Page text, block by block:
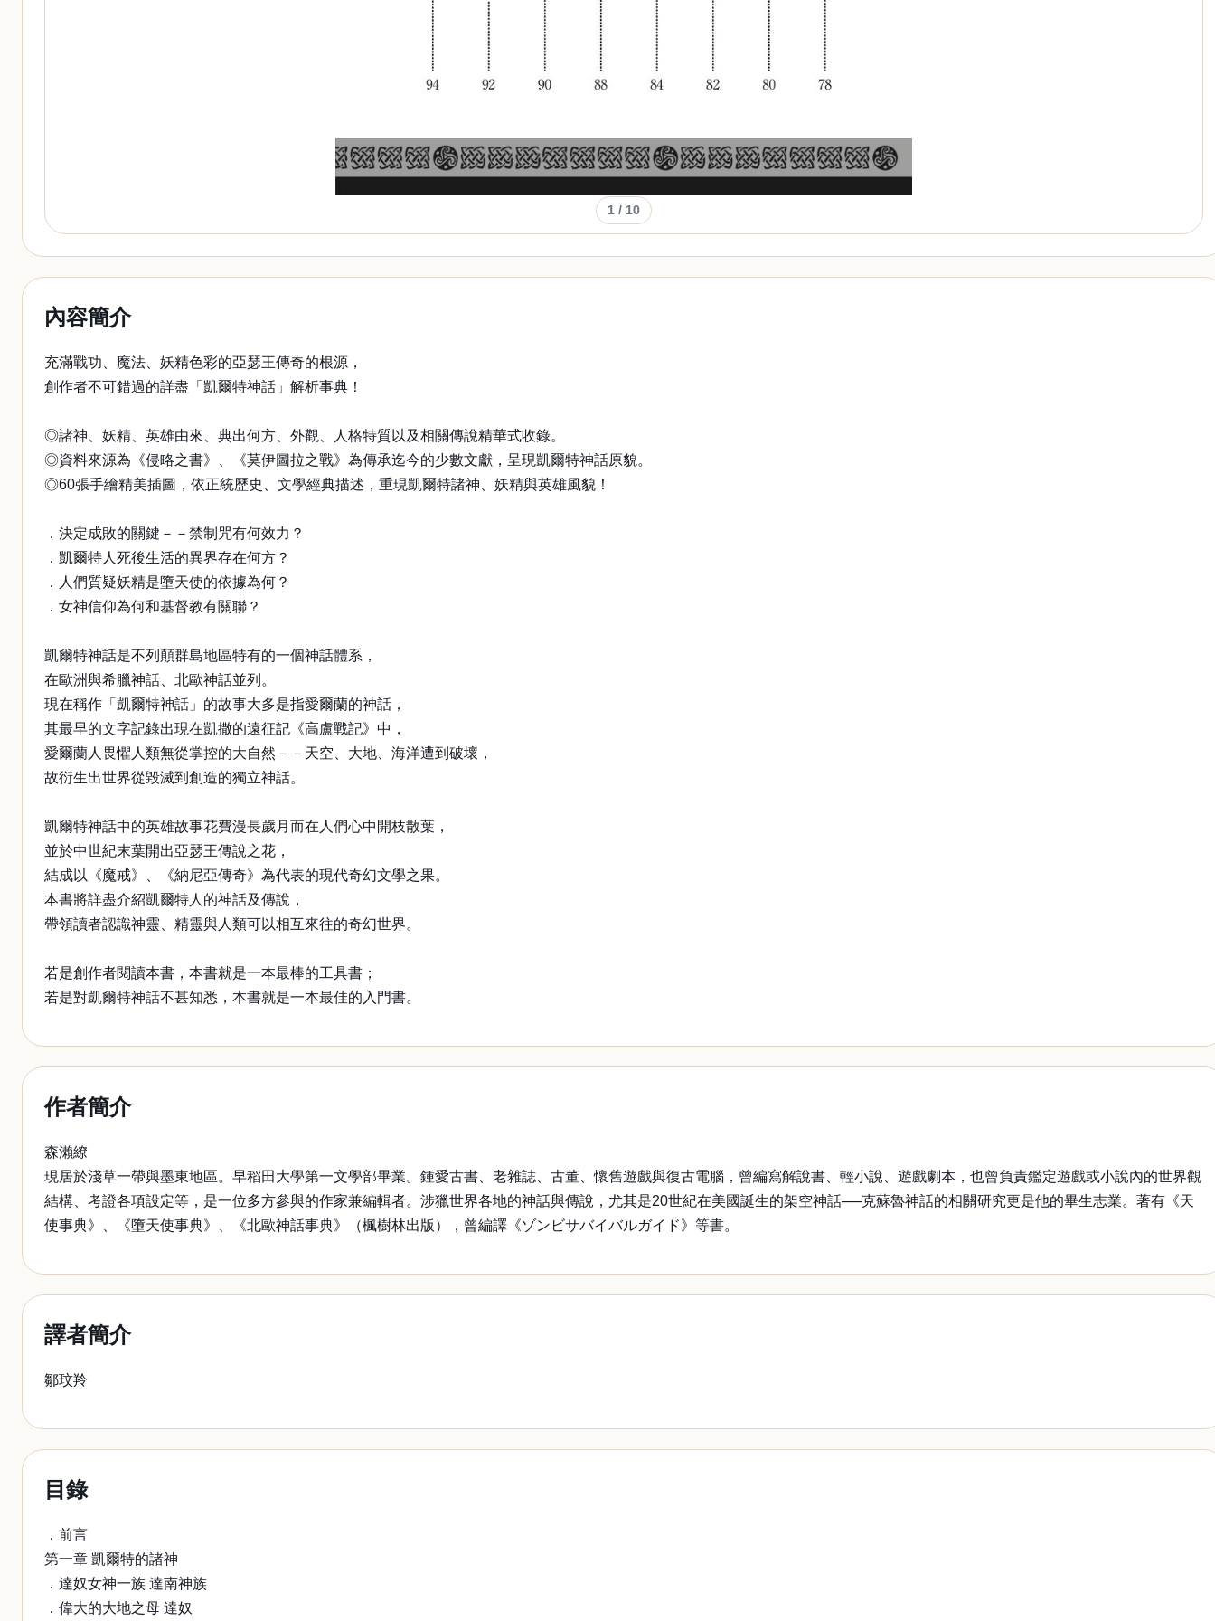
1 / 10
內容簡介
充滿戰功、魔法、妖精色彩的亞瑟王傳奇的根源，
創作者不可錯過的詳盡「凱爾特神話」解析事典！
◎諸神、妖精、英雄由來、典出何方、外觀、人格特質以及相關傳說精華式收錄。
◎資料來源為《侵略之書》、《莫伊圖拉之戰》為傳承迄今的少數文獻，呈現凱爾特神話原貌。
◎60張手繪精美插圖，依正統歷史、文學經典描述，重現凱爾特諸神、妖精與英雄風貌！
．決定成敗的關鍵－－禁制咒有何效力？
．凱爾特人死後生活的異界存在何方？
．人們質疑妖精是墮天使的依據為何？
．女神信仰為何和基督教有關聯？
凱爾特神話是不列顛群島地區特有的一個神話體系，
在歐洲與希臘神話、北歐神話並列。
現在稱作「凱爾特神話」的故事大多是指愛爾蘭的神話，
其最早的文字記錄出現在凱撒的遠征記《高盧戰記》中，
愛爾蘭人畏懼人類無從掌控的大自然－－天空、大地、海洋遭到破壞，
故衍生出世界從毀滅到創造的獨立神話。
凱爾特神話中的英雄故事花費漫長歲月而在人們心中開枝散葉，
並於中世紀末葉開出亞瑟王傳說之花，
結成以《魔戒》、《納尼亞傳奇》為代表的現代奇幻文學之果。
本書將詳盡介紹凱爾特人的神話及傳說，
帶領讀者認識神靈、精靈與人類可以相互來往的奇幻世界。
若是創作者閱讀本書，本書就是一本最棒的工具書；
若是對凱爾特神話不甚知悉，本書就是一本最佳的入門書。
作者簡介
森瀨繚
現居於淺草一帶與墨東地區。早稻田大學第一文學部畢業。鍾愛古書、老雜誌、古董、懷舊遊戲與復古電腦，曾編寫解說書、輕小說、遊戲劇本，也曾負責鑑定遊戲或小說內的世界觀
結構、考證各項設定等，是一位多方參與的作家兼編輯者。涉獵世界各地的神話與傳說，尤其是20世紀在美國誕生的架空神話──克蘇魯神話的相關研究更是他的畢生志業。著有《天
使事典》、《墮天使事典》、《北歐神話事典》（楓樹林出版），曾編譯《ゾンビサバイバルガイド》等書。
譯者簡介
鄒玟羚
目錄
．前言
第一章 凱爾特的諸神
．達奴女神一族 達南神族
．偉大的大地之母 達奴